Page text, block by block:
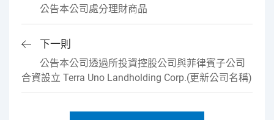
公告本公司處分理財商品
下一則
公告本公司透過所投資控股公司與菲律賓子公司
合資設立 Terra Uno Landholding Corp.(更新公司名稱)